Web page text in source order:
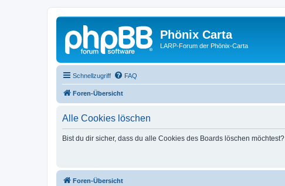
Phönix Carta
LARP-Forum der Phönix-Carta
Schnellzugriff FAQ
Foren-Übersicht
Alle Cookies löschen
Bist du dir sicher, dass du alle Cookies des Boards löschen möchtest?
Foren-Übersicht